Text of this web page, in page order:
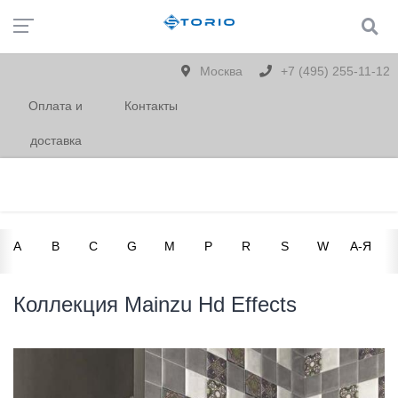
Москва +7 (495) 255-11-12
Оплата и
доставка
Контакты
A B C G M P R S W А-Я
Коллекция Mainzu Hd Effects